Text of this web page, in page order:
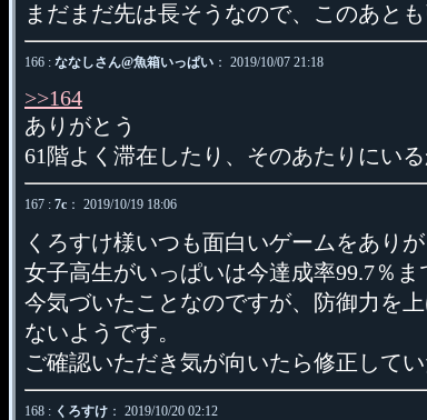
まだまだ先は長そうなので、このあと
166 : ななしさん@魚箱いっぱい ： 2019/10/07 21:18
>>164
ありがとう
61階よく滞在したり、そのあたりにい
167 : 7c ： 2019/10/19 18:06
くろすけ様いつも面白いゲームをありが
女子高生がいっぱいは今達成率99.7％ま
今気づいたことなのですが、防御力を
ないようです。
ご確認いただき気が向いたら修正して
168 : くろすけ ： 2019/10/20 02:12